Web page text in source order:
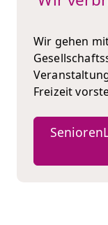
Wir gehen
Freizeit